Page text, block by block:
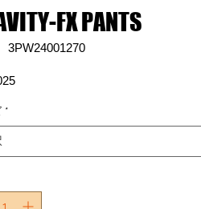
FX PANTS
3PW24001270
価
*